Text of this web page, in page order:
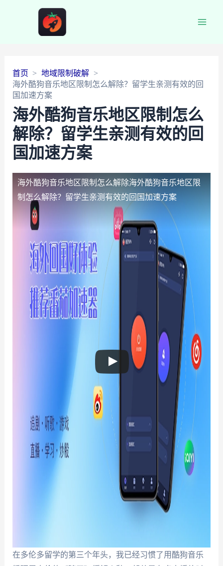
首页
地域限制破解
海外酷狗音乐地区限制怎么解除？留学生亲测有效的回
国加速方案
海外酷狗音乐地区限制怎么
解除？留学生亲测有效的回
国加速方案
海外酷狗音乐地区限制怎么解除海外酷狗音乐地区限
制怎么解除？留学生亲测有效的回国加速方案
在多伦多留学的第三个年头，我已经习惯了用酷狗音乐